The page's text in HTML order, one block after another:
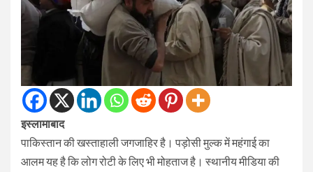
इस्लामाबाद
पाकिस्तान की खस्ताहाली जगजाहिर है। पड़ोसी मुल्क में महंगाई का
आलम यह है कि लोग रोटी के लिए भी मोहताज है। स्थानीय मीडिया की